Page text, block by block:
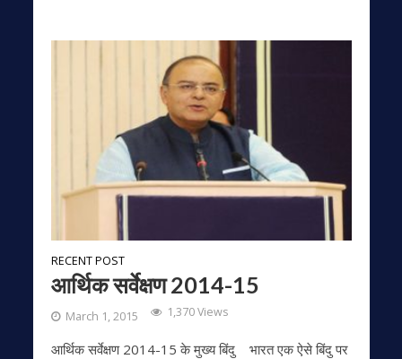
RECENT POST
आर्थिक सर्वेक्षण 2014-15
March 1, 2015 1,370 Views
आर्थिक सर्वेक्षण 2014-15 के मुख्‍य बिंदु भारत एक ऐसे बिंदु पर